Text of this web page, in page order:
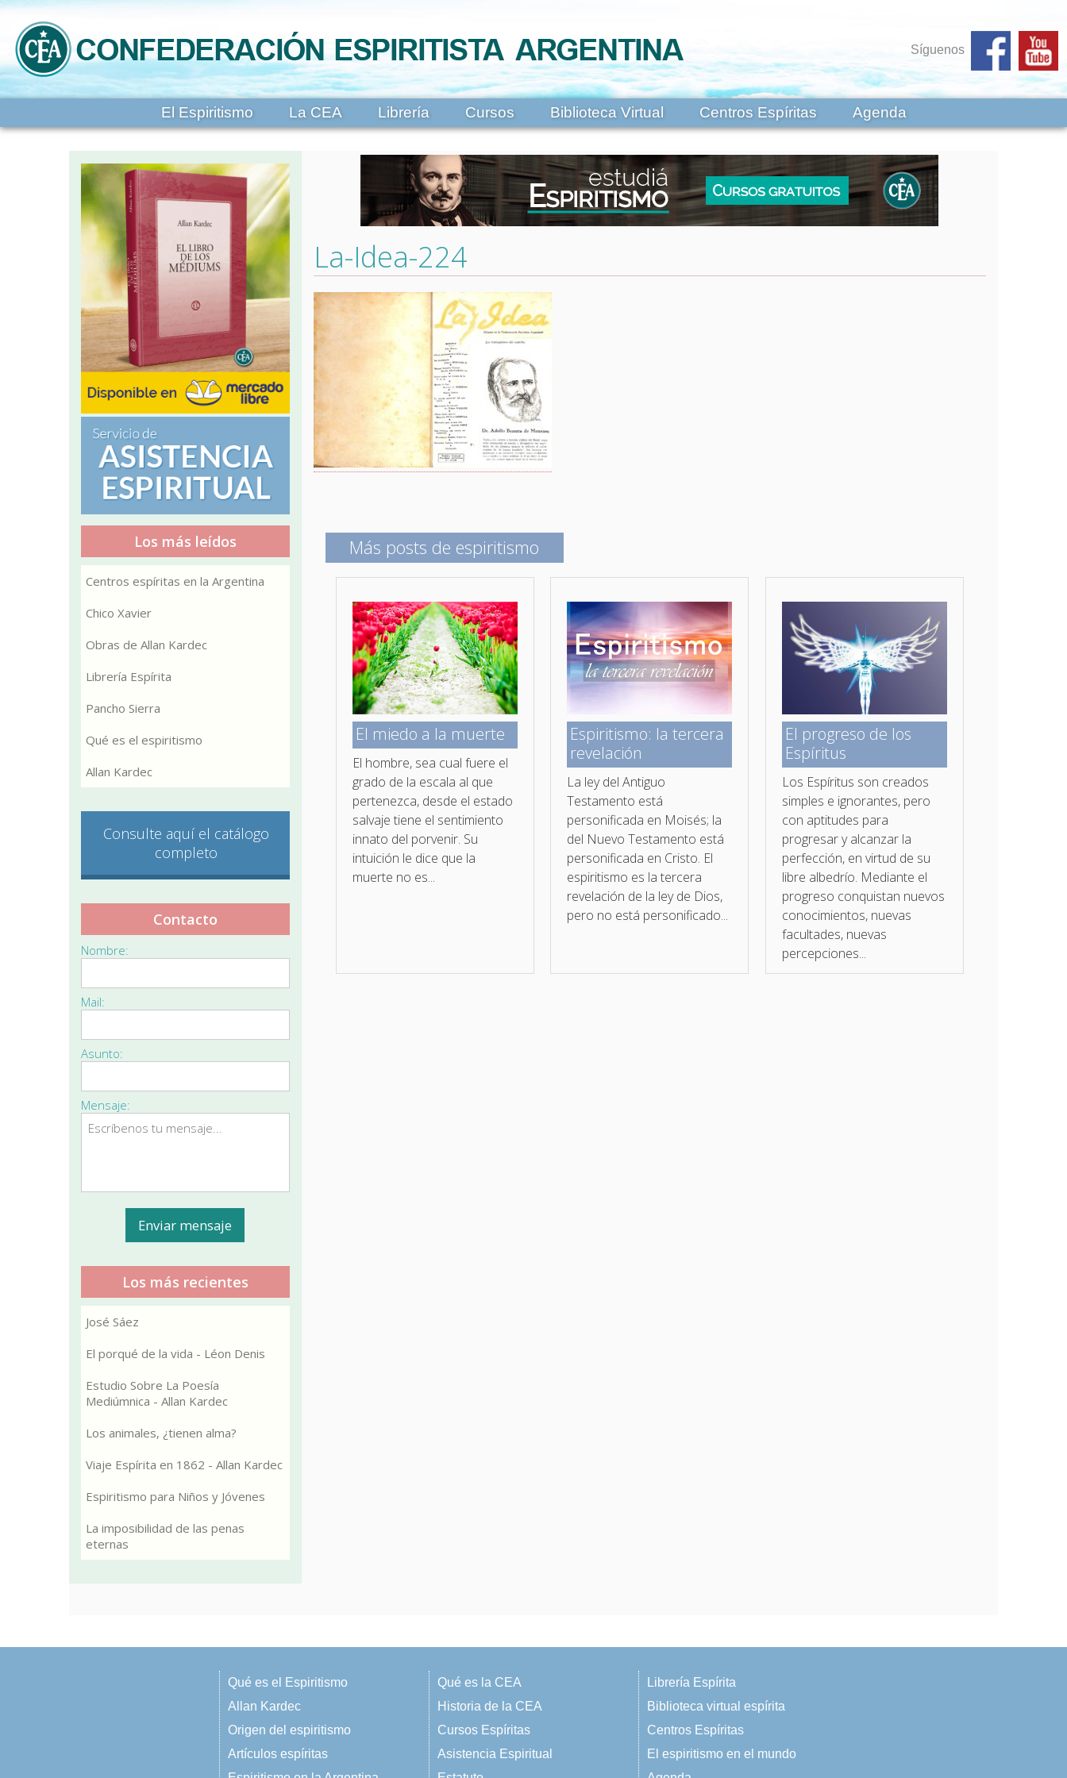
Síguenos
El Espiritismo La CEA Librería Cursos Biblioteca Virtual Centros Espíritas Agenda
La-Idea-224
Más posts de espiritismo
El miedo a la muerte
El hombre, sea cual fuere el
grado de la escala al que
pertenezca, desde el estado
salvaje tiene el sentimiento
innato del porvenir. Su
intuición le dice que la
muerte no es...
Espiritismo: la tercera
revelación
La ley del Antiguo
Testamento está
personificada en Moisés; la
del Nuevo Testamento está
personificada en Cristo. El
espiritismo es la tercera
revelación de la ley de Dios,
pero no está personificado...
El progreso de los
Espíritus
Los Espíritus son creados
simples e ignorantes, pero
con aptitudes para
progresar y alcanzar la
perfección, en virtud de su
libre albedrío. Mediante el
progreso conquistan nuevos
conocimientos, nuevas
facultades, nuevas
percepciones...
Los más leídos
Centros espíritas en la Argentina
Chico Xavier
Obras de Allan Kardec
Librería Espírita
Pancho Sierra
Qué es el espiritismo
Allan Kardec
Consulte aquí el catálogo
completo
Contacto
Nombre:
Mail:
Asunto:
Mensaje:
Los más recientes
José Sáez
El porqué de la vida - Léon Denis
Estudio Sobre La Poesía
Mediúmnica - Allan Kardec
Los animales, ¿tienen alma?
Viaje Espírita en 1862 - Allan Kardec
Espiritismo para Niños y Jóvenes
La imposibilidad de las penas
eternas
Qué es el Espiritismo
Allan Kardec
Origen del espiritismo
Artículos espíritas
Qué es la CEA
Historia de la CEA
Cursos Espíritas
Asistencia Espiritual
Librería Espírita
Biblioteca virtual espírita
Centros Espíritas
El espiritismo en el mundo